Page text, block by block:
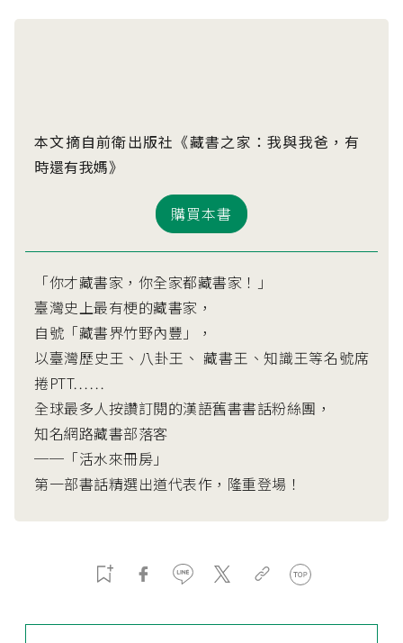
本文摘自前衛出版社《藏書之家：我與我爸，有
時還有我媽》
購買本書
「你才藏書家，你全家都藏書家！」
臺灣史上最有梗的藏書家，
自號「藏書界竹野內豐」，
以臺灣歷史王、八卦王、 藏書王、知識王等名號席
捲PTT……
全球最多人按讚訂閱的漢語舊書書話粉絲團，
知名網路藏書部落客
──「活水來冊房」
第一部書話精選出道代表作，隆重登場！